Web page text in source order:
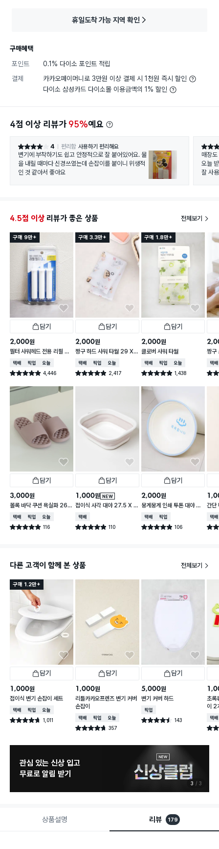
휴일도착 가능 지역 확인
구매혜택
포인트
0.1% 다이소 포인트 적립
결제
카카오페이머니로 3만원 이상 결제 시 1천원 즉시 할인
다이소 삼성카드 다이소몰 이용금액의 1% 할인
4점 이상 리뷰가 95%예요
별점 4점 4 편리함 사용하기 편리해요
변기에 부착하기도 쉽고 안정적으로 잘 붙어있어요. 물
을 내릴 때마다 신경쓰였는데 손잡이를 붙이니 위생적
인 것 같아서 좋아요
별점 5
매장도 가까운데 추
오늘
잘 사
4.5점 이상 리뷰가 좋은 상품 전체보기
구매 9만+
담기
2,000원
필터 샤워헤드 전용 리필 필
터 3개입
택배배송매장픽업오늘배송
별점 4.9점 4,446
건 작성
구매 3.3만+
담기
2,000원
짱구 하드 샤워 타월 29 X
95 cm
택배배송매장픽업오늘배송
별점 4.9점 2,417
건 작성
구매 1.8만+
담기
2,000원
클로버 샤워 타월
택배배송매장픽업오늘배송
별점 4.9점 1,438
건 작성
짱구
X
택배
별점
담기
3,000원
볼록 바닥 쿠션 욕실화 260
~280 mm
택배배송매장픽업오늘배송
별점 4.9점 116
건 작성
담기
NEW
1,000원
접이식 사각 대야 27.5 X 2
3 cm
택배배송
별점 4.9점 110
건 작성
담기
2,000원
뭉게뭉게 인쇄 투톤 대야 33
cm
택배배송매장픽업
별점 4.9점 106
건 작성
간단
형
택배
별점
다른 고객이 함께 본 상품 전체보기
구매 1.2만+
담기
1,000원
접이식 변기 손잡이 세트
택배배송매장픽업오늘배송
별점 4.7점 1,011
건 작성
담기
1,000원
리틀카카오프렌즈 변기 커버
손잡이
택배배송매장픽업오늘배송
별점 4.7점 357
건 작성
담기
5,000원
변기 커버 하드
매장픽업
별점 4.5점 143
건 작성
초록
이 2
택배
별점
관심 있는 신상 입고
무료로 알림 받기
3 3
상품설명 리뷰 179